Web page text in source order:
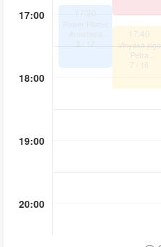
17:00
18:00
19:00
20:00
17:20
Power Pilates
Anastasia
Grigorova
3 17
17:40
Vinyása jóga
Petra
Zázvorková
7 16